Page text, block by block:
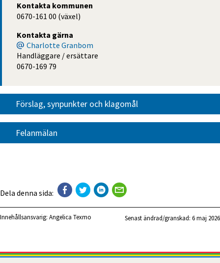
Kontakta kommunen
0670-161 00 (växel)
Kontakta gärna
Charlotte Granbom
Handläggare / ersättare
0670-169 79
Förslag, synpunkter och klagomål
Felanmälan
Dela denna sida:
Innehållsansvarig: Angelica Texmo Senast ändrad/granskad: 6 maj 2026